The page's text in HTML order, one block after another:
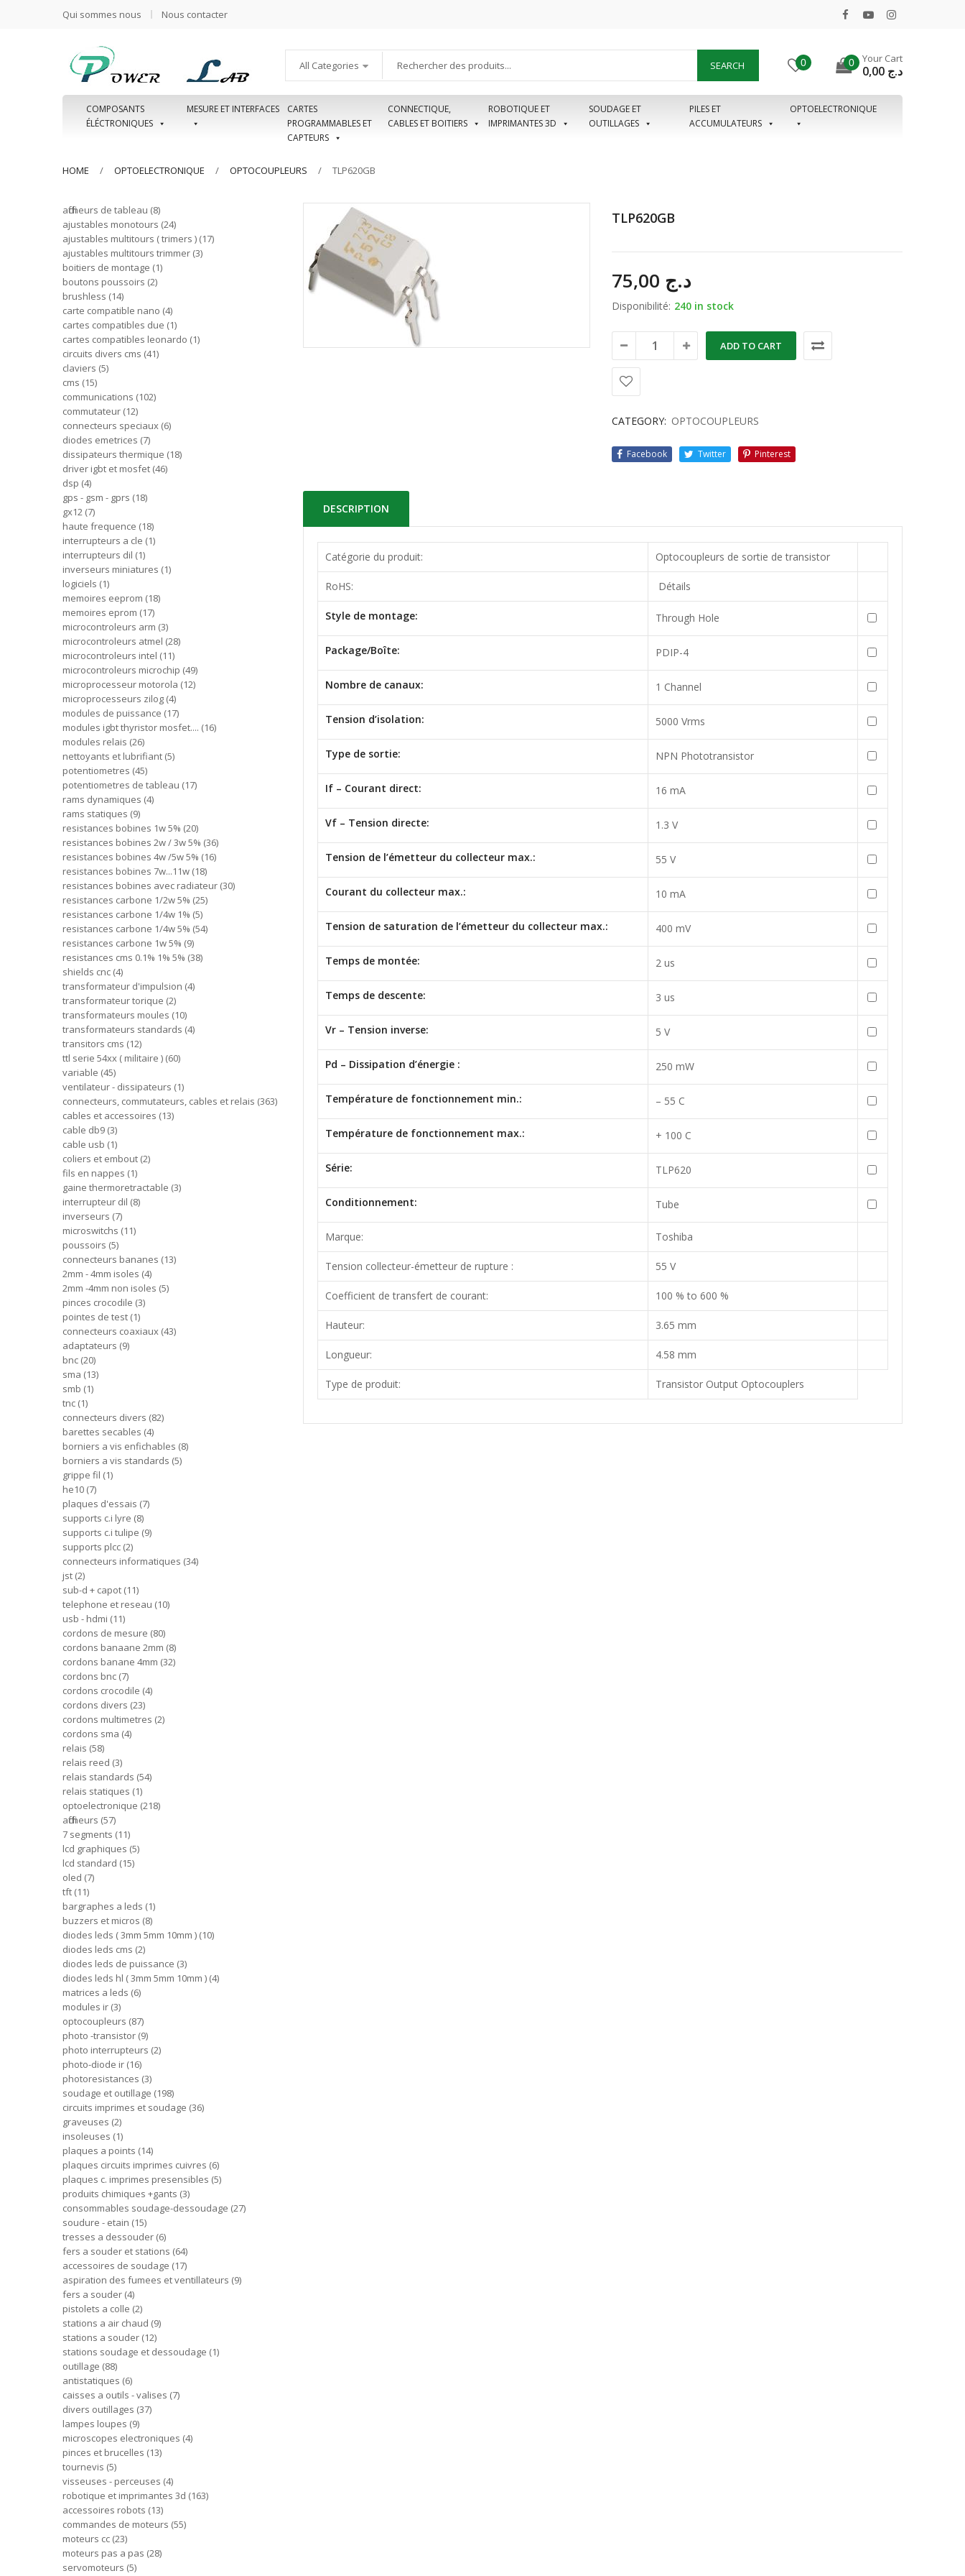
Qui sommes nous Nous contacter
All Categories SEARCH 0 0 Your Cart
د.ج
COMPOSANTS
ÉLÉCTRONIQUES
MESURE ET INTERFACES
CARTES
PROGRAMMABLES ET
CAPTEURS
CONNECTIQUE,
CABLES ET BOITIERS
ROBOTIQUE ET
IMPRIMANTES 3D
SOUDAGE ET
OUTILLAGES
PILES ET
ACCUMULATEURS
OPTOELECTRONIQUE
HOME OPTOELECTRONIQUE OPTOCOUPLEURS TLP620GB
TLP620GB
د.ج
Disponibilité: 240 in stock
ADD TO CART
CATEGORY: OPTOCOUPLEURS
Facebook Twitter Pinterest
DESCRIPTION
Catégorie du produit: Optocoupleurs de sortie de transistor
RoHS: Détails
Style de montage: Through Hole
Package/Boîte: PDIP-4
Nombre de canaux: 1 Channel
Tension d’isolation: 5000 Vrms
Type de sortie: NPN Phototransistor
If – Courant direct: 16 mA
Vf – Tension directe: 1.3 V
Tension de l’émetteur du collecteur max.: 55 V
Courant du collecteur max.: 10 mA
Tension de saturation de l’émetteur du collecteur max.: 400 mV
Temps de montée: 2 us
Temps de descente: 3 us
Vr – Tension inverse: 5 V
Pd – Dissipation d’énergie : 250 mW
Température de fonctionnement min.: – 55 C
Température de fonctionnement max.: + 100 C
Série: TLP620
Conditionnement: Tube
Marque: Toshiba
Tension collecteur-émetteur de rupture : 55 V
Coefficient de transfert de courant: 100 % to 600 %
Hauteur: 3.65 mm
Longueur: 4.58 mm
Type de produit: Transistor Output Optocouplers
afficheurs de tableau 8
ajustables monotours 24
ajustables multitours ( trimers ) 17
ajustables multitours trimmer 3
boitiers de montage 1
boutons poussoirs 2
brushless 14
carte compatible nano 4
cartes compatibles due 1
cartes compatibles leonardo 1
circuits divers cms 41
claviers 5
cms 15
communications 102
commutateur 12
connecteurs speciaux 6
diodes emetrices 7
dissipateurs thermique 18
driver igbt et mosfet 46
dsp 4
gps - gsm - gprs 18
gx12 7
haute frequence 18
interrupteurs a cle 1
interrupteurs dil 1
inverseurs miniatures 1
logiciels 1
memoires eeprom 18
memoires eprom 17
microcontroleurs arm 3
microcontroleurs atmel 28
microcontroleurs intel 11
microcontroleurs microchip 49
microprocesseur motorola 12
microprocesseurs zilog 4
modules de puissance 17
modules igbt thyristor mosfet.... 16
modules relais 26
nettoyants et lubrifiant 5
potentiometres 45
potentiometres de tableau 17
rams dynamiques 4
rams statiques 9
resistances bobines 1w 5% 20
resistances bobines 2w / 3w 5% 36
resistances bobines 4w /5w 5% 16
resistances bobines 7w...11w 18
resistances bobines avec radiateur 30
resistances carbone 1/2w 5% 25
resistances carbone 1/4w 1% 5
resistances carbone 1/4w 5% 54
resistances carbone 1w 5% 9
resistances cms 0.1% 1% 5% 38
shields cnc 4
transformateur d'impulsion 4
transformateur torique 2
transformateurs moules 10
transformateurs standards 4
transitors cms 12
ttl serie 54xx ( militaire ) 60
variable 45
ventilateur - dissipateurs 1
connecteurs, commutateurs, cables et relais 363
cables et accessoires 13
cable db9 3
cable usb 1
coliers et embout 2
fils en nappes 1
gaine thermoretractable 3
interrupteur dil 8
inverseurs 7
microswitchs 11
poussoirs 5
connecteurs bananes 13
2mm - 4mm isoles 4
2mm -4mm non isoles 5
pinces crocodile 3
pointes de test 1
connecteurs coaxiaux 43
adaptateurs 9
bnc 20
sma 13
smb 1
tnc 1
connecteurs divers 82
barettes secables 4
borniers a vis enfichables 8
borniers a vis standards 5
grippe fil 1
he10 7
plaques d'essais 7
supports c.i lyre 8
supports c.i tulipe 9
supports plcc 2
connecteurs informatiques 34
jst 2
sub-d + capot 11
telephone et reseau 10
usb - hdmi 11
cordons de mesure 80
cordons banaane 2mm 8
cordons banane 4mm 32
cordons bnc 7
cordons crocodile 4
cordons divers 23
cordons multimetres 2
cordons sma 4
relais 58
relais reed 3
relais standards 54
relais statiques 1
optoelectronique 218
afficheurs 57
7 segments 11
lcd graphiques 5
lcd standard 15
oled 7
tft 11
bargraphes a leds 1
buzzers et micros 8
diodes leds ( 3mm 5mm 10mm ) 10
diodes leds cms 2
diodes leds de puissance 3
diodes leds hl ( 3mm 5mm 10mm ) 4
matrices a leds 6
modules ir 3
optocoupleurs 87
photo -transistor 9
photo interrupteurs 2
photo-diode ir 16
photoresistances 3
soudage et outillage 198
circuits imprimes et soudage 36
graveuses 2
insoleuses 1
plaques a points 14
plaques circuits imprimes cuivres 6
plaques c. imprimes presensibles 5
produits chimiques +gants 3
consommables soudage-dessoudage 27
soudure - etain 15
tresses a dessouder 6
fers a souder et stations 64
accessoires de soudage 17
aspiration des fumees et ventillateurs 9
fers a souder 4
pistolets a colle 2
stations a air chaud 9
stations a souder 12
stations soudage et dessoudage 1
outillage 88
antistatiques 6
caisses a outils - valises 7
divers outillages 37
lampes loupes 9
microscopes electroniques 4
pinces et brucelles 13
tournevis 5
visseuses - perceuses 4
robotique et imprimantes 3d 163
accessoires robots 13
commandes de moteurs 55
moteurs cc 23
moteurs pas a pas 28
servomoteurs 5